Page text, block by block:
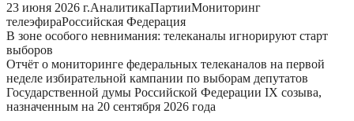
23 июня 2026 г.АналитикаПартииМониторинг
телеэфираРоссийская Федерация
В зоне особого невнимания: телеканалы игнорируют старт
выборов
Отчёт о мониторинге федеральных телеканалов на первой
неделе избирательной кампании по выборам депутатов
Государственной думы Российской Федерации IX созыва,
назначенным на 20 сентября 2026 года